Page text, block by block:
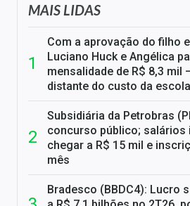
MAIS LIDAS
Com a aprovação do filho
Luciano Huck e Angélica
mensalidade de R$ 8,3 mil
distante do custo da escola
Subsidiária da Petrobras
concurso público; salários
chegar a R$ 15 mil e
mês
Bradesco (BBDC4): Lucro